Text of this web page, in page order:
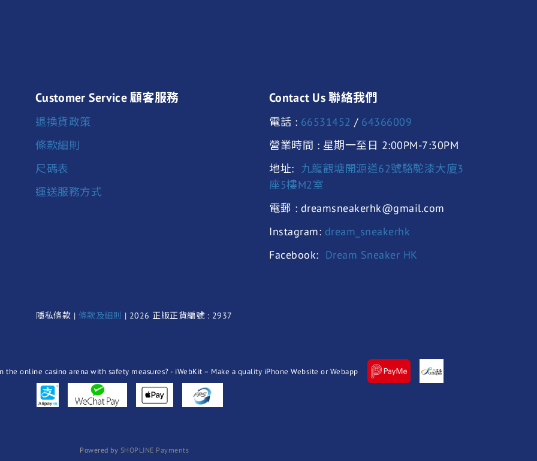
Customer Service 顧客服務
退換貨政策
條款細則
尺碼表
運送服務方式
Contact Us 聯絡我們
電話 : 66531452 / 64366009
營業時間 : 星期一至日 2:00PM-7:30PM
地址:
九龍觀塘開源道62號駱駝漆大廈3
座5樓M2室
電郵 : dreamsneakerhk@gmail.com
Instagram: dream_sneakerhk
Facebook: Dream Sneaker HK
隱私條款 | 條款及細則 | 2026 正版正貨編號 : 2937
Powered by SHOPLINE Payments